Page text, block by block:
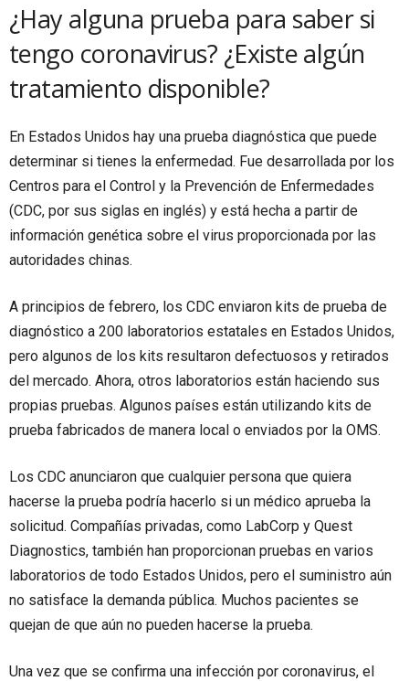
¿Hay alguna prueba para saber si
tengo coronavirus? ¿Existe algún
tratamiento disponible?
En Estados Unidos hay una prueba diagnóstica que puede
determinar si tienes la enfermedad. Fue desarrollada por los
Centros para el Control y la Prevención de Enfermedades
(CDC, por sus siglas en inglés) y está hecha a partir de
información genética sobre el virus proporcionada por las
autoridades chinas.
A principios de febrero, los CDC enviaron kits de prueba de
diagnóstico a 200 laboratorios estatales en Estados Unidos,
pero algunos de los kits resultaron defectuosos y retirados
del mercado. Ahora, otros laboratorios están haciendo sus
propias pruebas. Algunos países están utilizando kits de
prueba fabricados de manera local o enviados por la OMS.
Los CDC anunciaron que cualquier persona que quiera
hacerse la prueba podría hacerlo si un médico aprueba la
solicitud. Compañías privadas, como LabCorp y Quest
Diagnostics, también han proporcionan pruebas en varios
laboratorios de todo Estados Unidos, pero el suministro aún
no satisface la demanda pública. Muchos pacientes se
quejan de que aún no pueden hacerse la prueba.
Una vez que se confirma una infección por coronavirus, el